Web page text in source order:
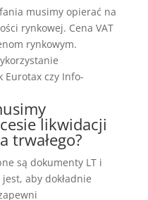
musimy opierać na
rynkowej. Cena VAT
rynkowym.
czy Info-
likwidacji
trwałego?
są dokumenty LT i
aby dokładnie